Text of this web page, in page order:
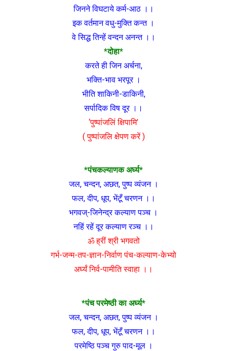
जिनने विघटाये कर्म-आठ ।।
इक वर्तमान वधु-मुक्ति कन्त ।
वे सिद्ध तिन्हें वन्दन अनन्त ।।
*दोहा*
करते ही जिन अर्चना,
भक्ति-भाव भरपूर ।
भीति शाकिनी-डाकिनी,
सर्पादिक विष दूर ।।
‘पुष्पांजलिं क्षिपामि’
( पुष्पांजलि क्षेपण करें )
*पंचकल्याणक अर्घ्य*
जल, चन्दन, अछत, पुष्प व्यंजन ।
फल, दीप, धूप, भेंटूँ चरणन ।।
भगवज्-जिनेन्द्र कल्याण पञ्च ।
नहिं रहें दूर कल्याण रञ्च ।।
ॐ ह्रीं श्री भगवतो
गर्भ-जन्म-तप-ज्ञान-निर्वाण पंच-कल्याण-केभ्यो
अर्घ्यं निर्व-पामीति स्वाहा ।।
*पंच परमेष्ठी का अर्घ्य*
जल, चन्दन, अछत, पुष्प व्यंजन ।
फल, दीप, धूप, भेंटूँ चरणन ।।
परमेष्ठि पञ्च गुरु पाद-मूल ।